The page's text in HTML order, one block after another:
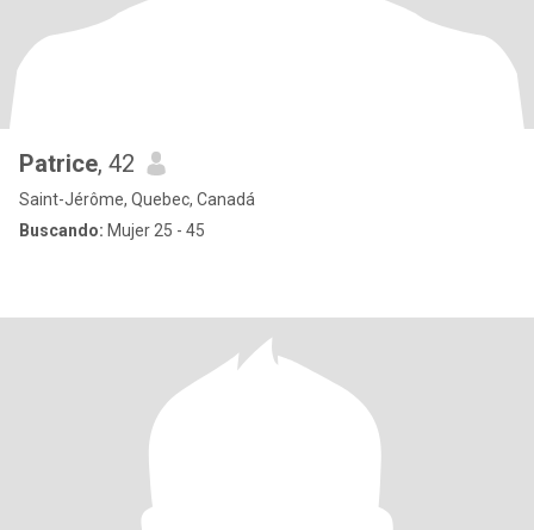
Patrice, 42
Saint-Jérôme, Quebec, Canadá
Buscando: Mujer 25 - 45